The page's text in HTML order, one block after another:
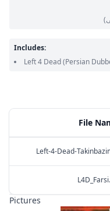
File
Left-4-Dead-
Pictures
Includes:
Left 4 Dead(Persian